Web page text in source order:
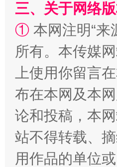
阿坝州三大球赛在茂县
国家大学科技园优化重
三、关于网络
① 本网注明“来
所有。本传媒
上使用你留言
布在本网及本
论和投稿，本
站不得转载、
用作品的单位